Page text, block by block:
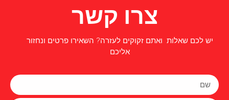
צרו קשר
יש לכם שאלות ואתם זקוקים לעזרה? השאירו פרטים ונחזור
אליכם